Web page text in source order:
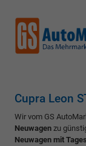
Cupra Leon
Wir vom GS
Neuwagen zu
Neuwagen mit